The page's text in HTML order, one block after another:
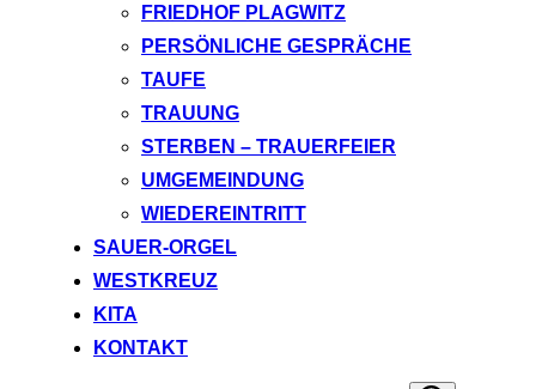
FRIEDHOF PLAGWITZ
PERSÖNLICHE GESPRÄCHE
TAUFE
TRAUUNG
STERBEN – TRAUERFEIER
UMGEMEINDUNG
WIEDEREINTRITT
SAUER-ORGEL
WESTKREUZ
KITA
KONTAKT